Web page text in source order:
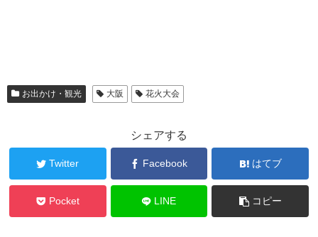
お出かけ・観光 大阪 花火大会
シェアする
Twitter Facebook はてブ
Pocket LINE コピー